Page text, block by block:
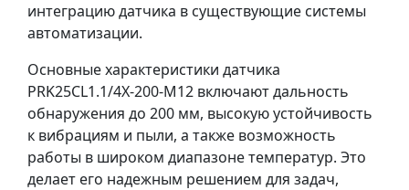
интеграцию датчика в существующие системы
автоматизации.
Основные характеристики датчика
PRK25CL1.1/4X-200-M12 включают дальность
обнаружения до 200 мм, высокую устойчивость
к вибрациям и пыли, а также возможность
работы в широком диапазоне температур. Это
делает его надежным решением для задач,